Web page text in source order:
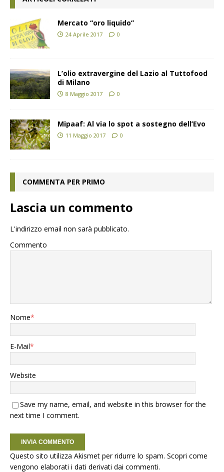
Mercato “oro liquido”
24 Aprile 2017 0
L’olio extravergine del Lazio al Tuttofood
di Milano
8 Maggio 2017 0
Mipaaf: Al via lo spot a sostegno dell’Evo
11 Maggio 2017 0
COMMENTA PER PRIMO
Lascia un commento
L'indirizzo email non sarà pubblicato.
Commento
Nome*
E-Mail*
Website
Save my name, email, and website in this browser for the
next time I comment.
Questo sito utilizza Akismet per ridurre lo spam. Scopri come
vengono elaborati i dati derivati dai commenti.